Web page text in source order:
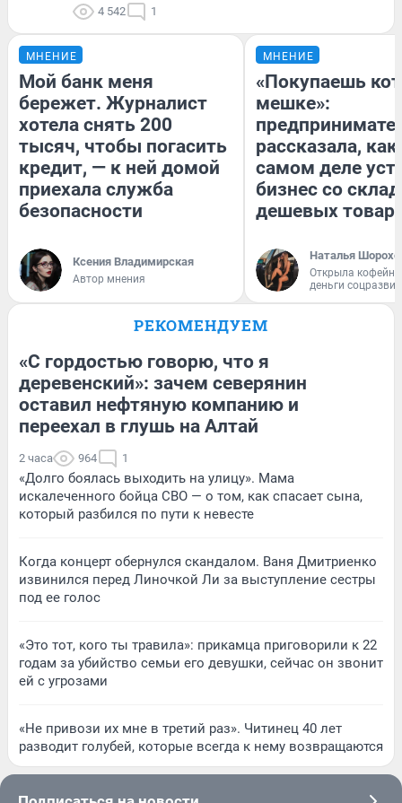
4 542 1
МНЕНИЕ
Мой банк меня
бережет. Журналист
хотела снять 200
тысяч, чтобы погасить
кредит, — к ней домой
приехала служба
безопасности
Ксения Владимирская
Автор мнения
МНЕНИЕ
«Покупаешь
мешке»:
рассказала, как
самом деле
бизнес со
дешевых
Наталья
Открыла
деньги
РЕКОМЕНДУЕМ
«С гордостью говорю, что я
деревенский»: зачем северянин
оставил нефтяную компанию и
переехал в глушь на Алтай
2 часа 964 1
«Долго боялась выходить на улицу». Мама
искалеченного бойца СВО — о том, как спасает сына,
который разбился по пути к невесте
Когда концерт обернулся скандалом. Ваня Дмитриенко
извинился перед Линочкой Ли за выступление сестры
под ее голос
«Это тот, кого ты травила»: прикамца приговорили к 22
годам за убийство семьи его девушки, сейчас он звонит
ей с угрозами
«Не привози их мне в третий раз». Читинец 40 лет
разводит голубей, которые всегда к нему возвращаются